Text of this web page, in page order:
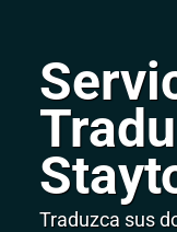
Traduzca sus